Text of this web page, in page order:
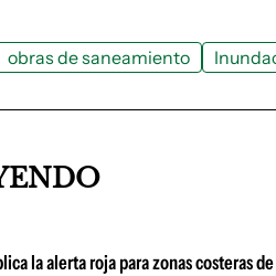
obras de saneamiento
la alerta roja para zonas costeras